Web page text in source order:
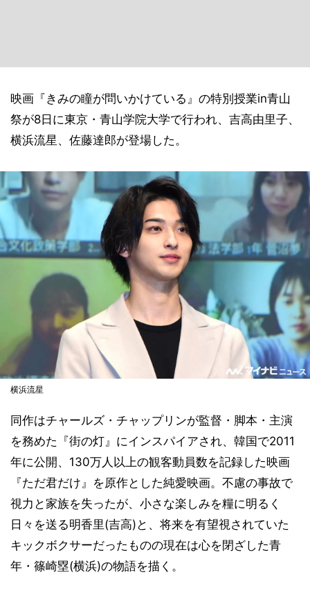
映画『きみの瞳が問いかけている』の特別授業in青山
祭が8日に東京・青山学院大学で行われ、吉高由里子、
横浜流星、佐藤達郎が登場した。
横浜流星
同作はチャールズ・チャップリンが監督・脚本・主演
を務めた『街の灯』にインスパイアされ、韓国で2011
年に公開、130万人以上の観客動員数を記録した映画
『ただ君だけ』を原作とした純愛映画。不慮の事故で
視力と家族を失ったが、小さな楽しみを糧に明るく
日々を送る明香里(吉高)と、将来を有望視されていた
キックボクサーだったものの現在は心を閉ざした青
年・篠崎塁(横浜)の物語を描く。